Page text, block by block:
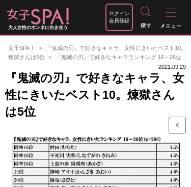
大人女性のホンネに向き合う
ログイン
会員登録
女子SPA！
『鬼滅の刃』で好きなキャラ、女性にきいたベスト10。
煉獄さんは5位
『鬼滅の刃』で好きなキャラランキング 16～26位
2021.09.29
『鬼滅の刃』で好きなキャラ、女
性にきいたベスト10。煉獄さん
は5位
☓